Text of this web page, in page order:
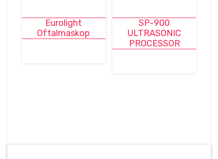
Eurolight
Oftalmaskop
SP-900
ULTRASONIC
PROCESSOR